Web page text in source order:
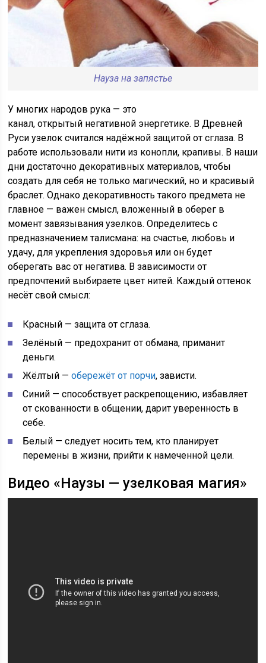
Науза на запястье
У многих народов рука — это
канал, открытый негативной энергетике. В Древней
Руси узелок считался надёжной защитой от сглаза. В
работе использовали нити из конопли, крапивы. В наши
дни достаточно декоративных материалов, чтобы
создать для себя не только магический, но и красивый
браслет. Однако декоративность такого предмета не
главное — важен смысл, вложенный в оберег в
момент завязывания узелков. Определитесь с
предназначением талисмана: на счастье, любовь и
удачу, для укрепления здоровья или он будет
оберегать вас от негатива. В зависимости от
предпочтений выбираете цвет нитей. Каждый оттенок
несёт свой смысл:
Красный — защита от сглаза.
Зелёный — предохранит от обмана, приманит
деньги.
Жёлтый —обережёт от порчи, зависти.
Синий — способствует раскрепощению, избавляет
от скованности в общении, дарит уверенность в
себе.
Белый — следует носить тем, кто планирует
перемены в жизни, прийти к намеченной цели.
Видео «Наузы — узелковая магия»